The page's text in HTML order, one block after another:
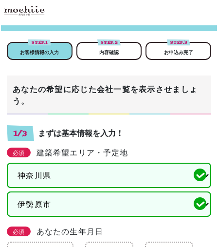
STEP.1
お客様情報の入力
STEP.2
内容確認
STEP.3
お申込み完了
あなたの希望に応じた会社一覧を表示させましょ
う。
1/3 まずは基本情報を入力！
必須 建築希望エリア・予定地
必須 あなたの生年月日